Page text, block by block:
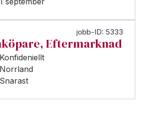
jobb-ID: 5333
Eftermarknad
Konfideniellt
Norrland
Snarast